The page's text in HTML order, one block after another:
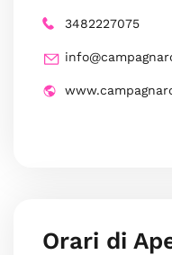
3482227075
Orari di